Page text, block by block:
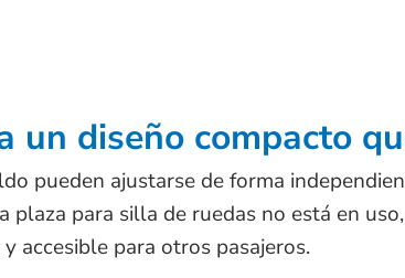
un diseño compacto
pueden ajustarse de forma
plaza para silla de ruedas no está en
accesible para otros pasajeros.